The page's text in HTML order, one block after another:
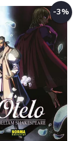
-3%